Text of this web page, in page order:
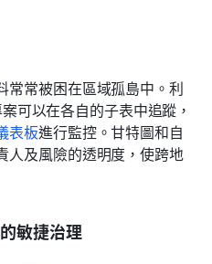
常常被困在區域孤島中。利
可以在各自的子表中追蹤，
表板進行監控。甘特圖和自
人及風險的透明度，使跨地
敏捷治理